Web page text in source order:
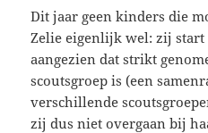
Dit jaar geen kinders die
Zelie eigenlijk wel: zij
aangezien dat strikt
scoutsgroep is (een
verschillende
zij dus niet overgaan bij